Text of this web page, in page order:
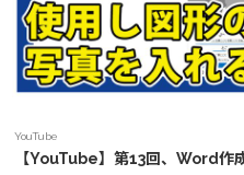
YouTube
【YouTube】第13回、Word作